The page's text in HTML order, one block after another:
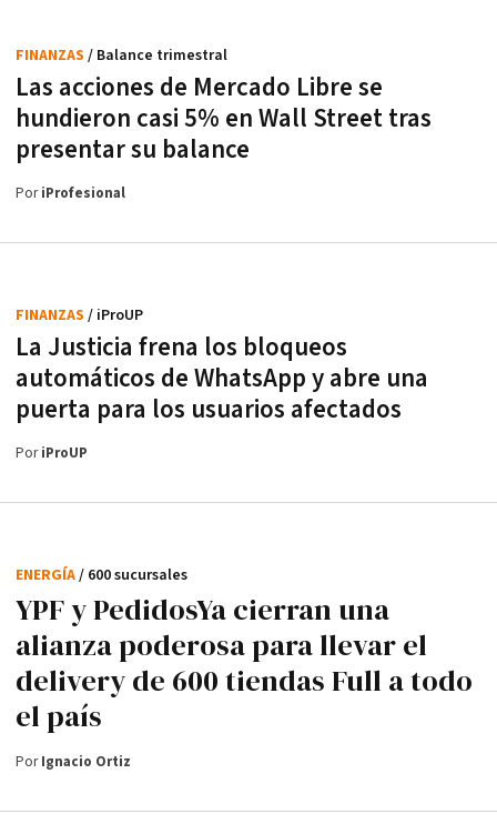
Las acciones de Mercado Libre se
hundieron casi 5% en Wall Street tras
presentar su balance
FINANZAS / Balance trimestral
PoriProfesional
La Justicia frena los bloqueos
automáticos de WhatsApp y abre una
puerta para los usuarios afectados
FINANZAS / iProUP
PoriProUP
YPF y PedidosYa cierran una
alianza poderosa para llevar el
delivery de 600 tiendas Full a todo
el país
ENERGÍA/ 600 sucursales
PorIgnacio Ortiz